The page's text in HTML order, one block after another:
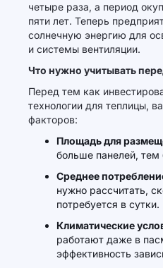
четыре раза, а период
пяти лет. Теперь
солнечную энергию для
и системы вентиляции.
Что нужно учитывать
Перед тем как
технологии для теплицы,
факторов:
Площадь для
больше панелей, тем
Среднее
нужно рассчитать,
потребуется в сутки.
Климатические
работают даже в
эффективность